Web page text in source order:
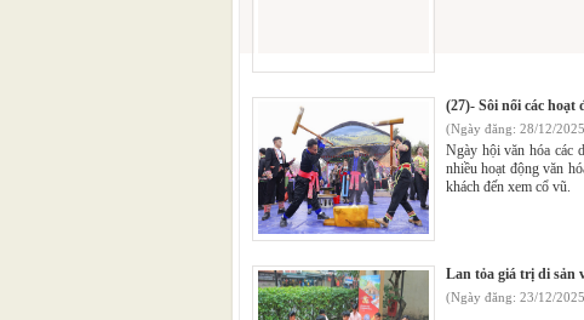
(27)- Sôi nổi các
(Ngày đăng: 28/12/
Ngày hội văn hóa các
nhiều hoạt động văn
khách đến xem cổ vũ.
Lan tỏa giá trị di sản
(Ngày đăng: 23/12/